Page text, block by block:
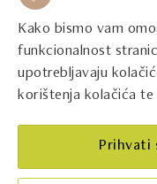
Kako bismo vam
funkcionalnost
upotrebljavaju
korištenja kolačića te
Prihvati
Kontakt podaci
Pravne
Najbolji